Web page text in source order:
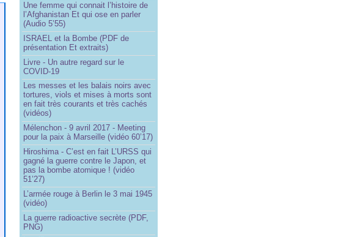
Une femme qui connait l’histoire de
l’Afghanistan Et qui ose en parler
(Audio 5’55)
ISRAEL et la Bombe (PDF de
présentation Et extraits)
Livre - Un autre regard sur le
COVID-19
Les messes et les balais noirs avec
tortures, viols et mises à morts sont
en fait très courants et très cachés
(vidéos)
Mélenchon - 9 avril 2017 - Meeting
pour la paix à Marseille (vidéo 60’17)
Hiroshima - C’est en fait L’URSS qui
gagné la guerre contre le Japon, et
pas la bombe atomique ! (vidéo
51’27)
L’armée rouge à Berlin le 3 mai 1945
(vidéo)
La guerre radioactive secrète (PDF,
PNG)